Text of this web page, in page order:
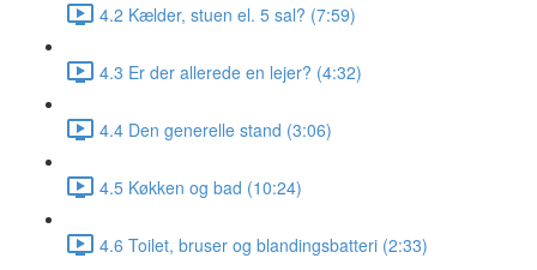
4.2 Kælder, stuen el. 5 sal? (7:59)
4.3 Er der allerede en lejer? (4:32)
4.4 Den generelle stand (3:06)
4.5 Køkken og bad (10:24)
4.6 Toilet, bruser og blandingsbatteri (2:33)